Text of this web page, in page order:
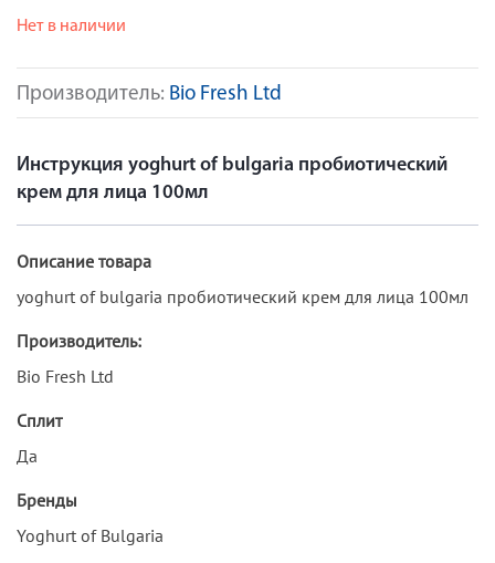
Производитель: Bio Fresh Ltd
Нет в наличии
Инструкция yoghurt of bulgaria пробиотический
крем для лица 100мл
Описание товара
yoghurt of bulgaria пробиотический крем для лица 100мл
Производитель:
Bio Fresh Ltd
Сплит
Да
Бренды
Yoghurt of Bulgaria